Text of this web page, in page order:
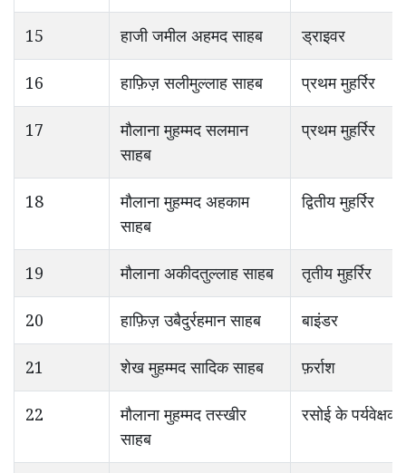
15 हाजी जमील अहमद साहब ड्राइवर
16 हाफ़िज़ सलीमुल्लाह साहब प्रथम मुहर्रिर
17
मौलाना मुहम्मद सलमान
साहब
प्रथम मुहर्रिर
18
मौलाना मुहम्मद अहकाम
साहब
द्वितीय मुहर्रिर
19 मौलाना अकीदतुल्लाह साहब तृतीय मुहर्रिर
20 हाफ़िज़ उबैदुर्रहमान साहब बाइंडर
21 शेख मुहम्मद सादिक साहब फ़र्राश
22
मौलाना मुहम्मद तस्खीर
साहब
रसोई के पर्यवेक्षक